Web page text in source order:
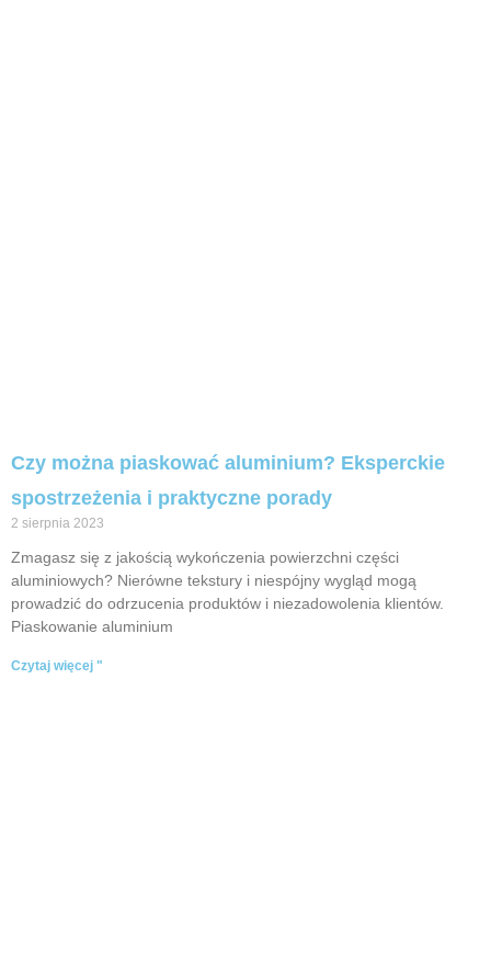
Czy można piaskować aluminium? Eksperckie
spostrzeżenia i praktyczne porady
2 sierpnia 2023
Zmagasz się z jakością wykończenia powierzchni części
aluminiowych? Nierówne tekstury i niespójny wygląd mogą
prowadzić do odrzucenia produktów i niezadowolenia klientów.
Piaskowanie aluminium
Czytaj więcej "